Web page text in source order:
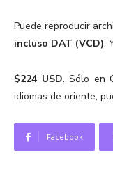
Puede reproducir
incluso DAT (VCD).
$224 USD. Sólo en
idiomas de oriente,
Facebook